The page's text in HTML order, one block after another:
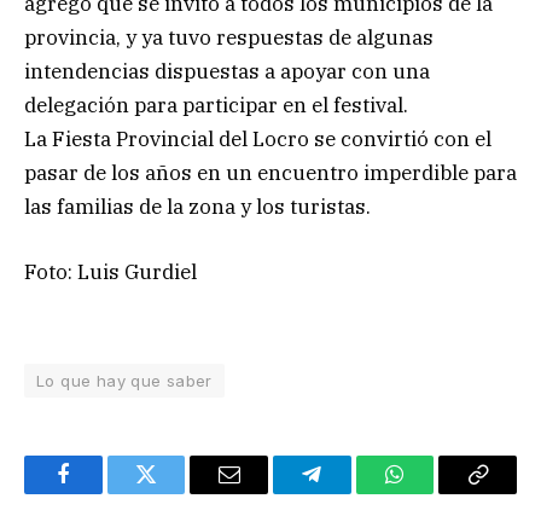
provincia, y ya tuvo respuestas de algunas
intendencias dispuestas a apoyar con una
delegación para participar en el festival.
La Fiesta Provincial del Locro se convirtió con el
pasar de los años en un encuentro imperdible para
las familias de la zona y los turistas.
Foto: Luis Gurdiel
Lo que hay que saber
FacebookTwitter Email TelegramWhatsAppCopy